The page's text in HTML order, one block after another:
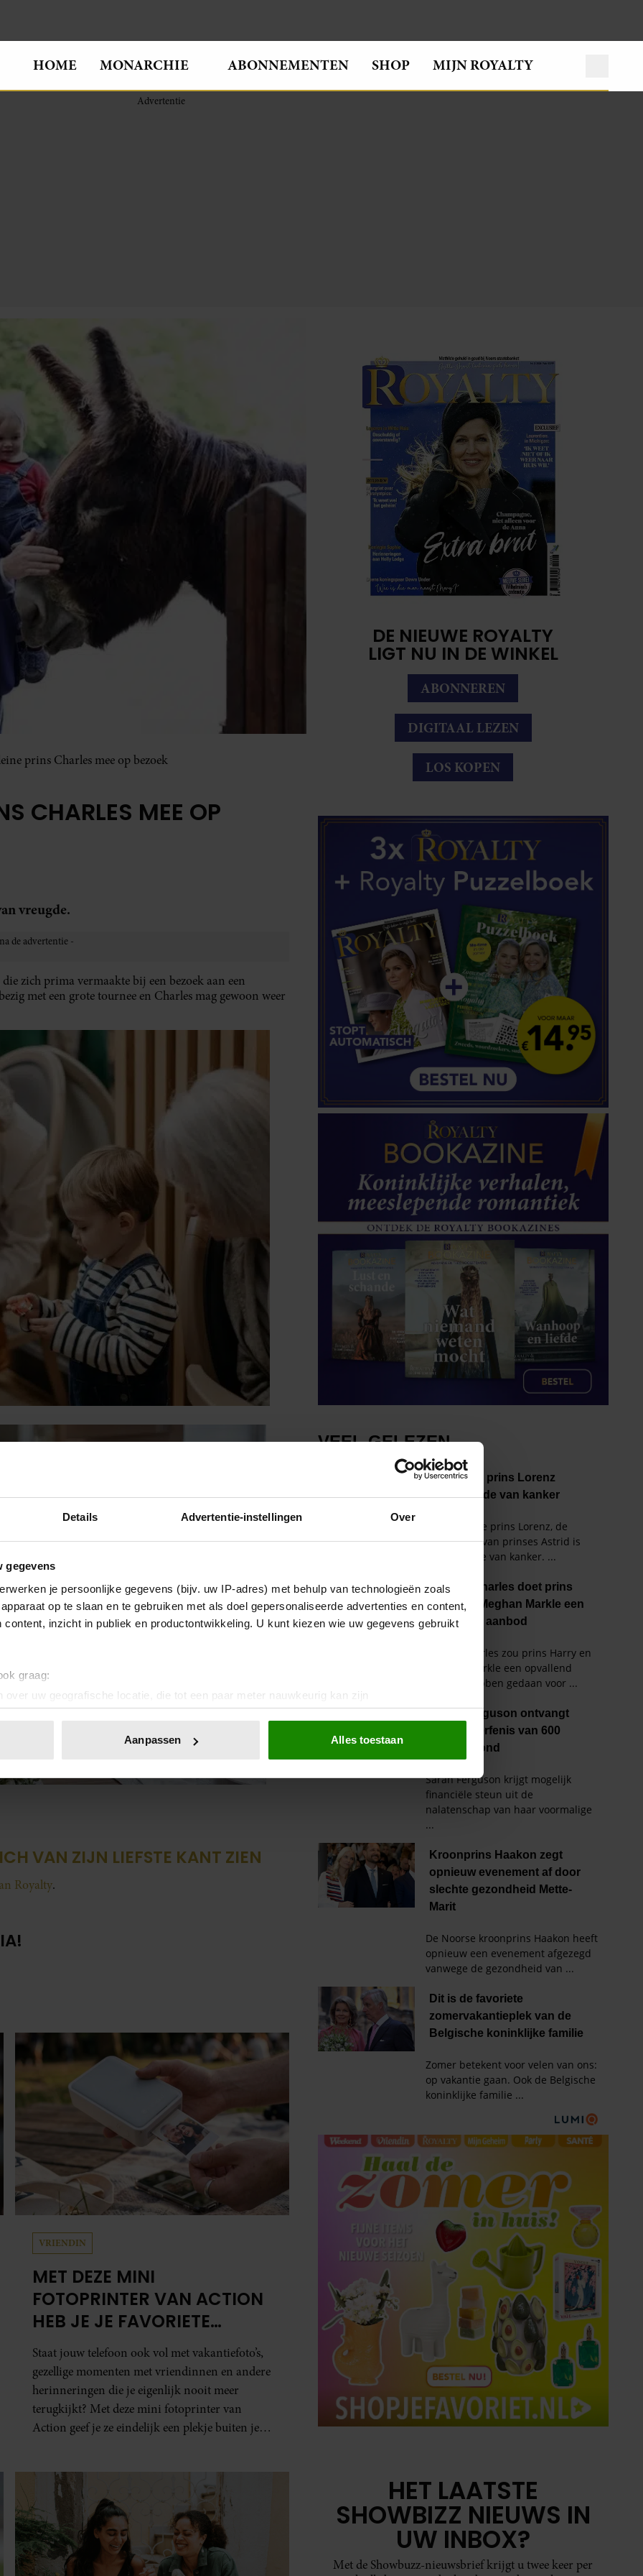
Details Advertentie-instellingen Over
gegevens
je persoonlijke gegevens (bijv. uw IP-adres) met behulp van technologieën zoals
op te slaan en te gebruiken met als doel gepersonaliseerde advertenties en content,
content, inzicht in publiek en productontwikkeling. U kunt kiezen wie uw gegevens gebruikt
graag:
over uw geografische locatie, die tot een paar meter nauwkeurig kan zijn
door het actief te scannen op specifieke eigenschappen (fingerprinting)
of intrekken in de Cookieverklaring.
en advertenties te personaliseren, om functies voor social media te bieden en om ons
Ook delen we informatie over uw gebruik van onze site met onze partners voor social
Aanpassen Alles toestaan
HOME MONARCHIE ABONNEMENTEN SHOP MIJN ROYALTY
prins Charles mee op bezoek
CHARLES MEE OP
vreugde.
zich prima vermaakte bij een bezoek aan een
met een grote tournee en Charles mag gewoon weer
VAN ZIJN LIEFSTE KANT ZIEN
Royalty.
VRIENDIN
MET DEZE MINI
FOTOPRINTER VAN ACTION
HEB JE JE FAVORIETE
FOTO’S BINNEN ÉÉN MINUUT
IN HANDEN
Staat jouw telefoon ook vol met vakantiefoto’s,
gezellige momenten met vriendinnen en andere
herinneringen die je eigenlijk nooit meer
terugkijkt? Met deze mini fotoprinter van
Action geef je ze eindelijk een plekje buiten je
DE NIEUWE ROYALTY
LIGT NU IN DE WINKEL
ABONNEREN
DIGITAAL LEZEN
LOS KOPEN
HET LAATSTE
SHOWBIZZ NIEUWS IN
UW INBOX?
Met de Showbuzz-nieuwsbrief krijgt u twee keer per